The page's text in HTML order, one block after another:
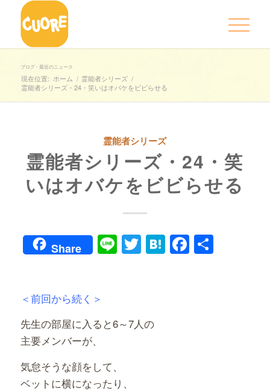
ブログ - 最近のニュース
現在位置: ホーム / 霊能者シリーズ /
霊能者シリーズ・24・笑いはオバケをビビらせる
霊能者シリーズ
霊能者シリーズ・24・笑
いはオバケをビビらせる
Share LineTwitter
Hatena共
＜前回から続く＞
先生の部屋に入ると6～7人の
主要メンバーが、
気怠そうな顔をして、
ベットに横になったり、